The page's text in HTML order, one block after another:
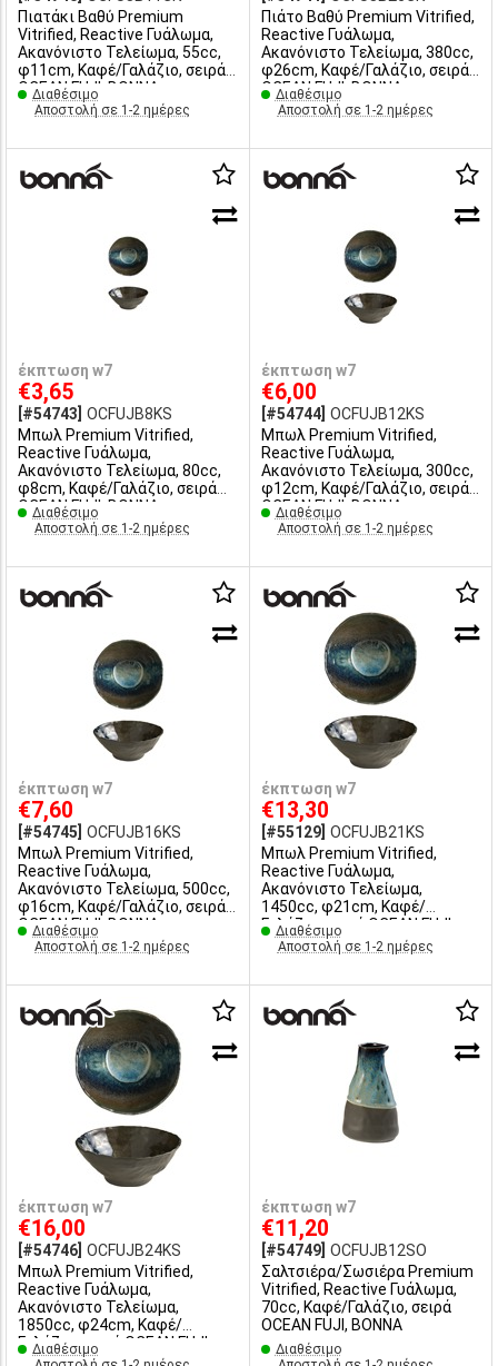
Πιατάκι Βαθύ Premium
Vitrified, Reactive Γυάλωμα,
Ακανόνιστο Τελείωμα, 55cc,
φ11cm, Καφέ/Γαλάζιο, σειρά
OCEAN FUJI, ΒΟΝΝΑ
Διαθέσιμο
Αποστολή σε 1-2 ημέρες
Πιάτο Βαθύ Premium Vitrified,
Reactive Γυάλωμα,
Ακανόνιστο Τελείωμα, 380cc,
φ26cm, Καφέ/Γαλάζιο, σειρά
OCEAN FUJI, ΒΟΝΝΑ
Διαθέσιμο
Αποστολή σε 1-2 ημέρες
έκπτωση w7
€3,65
[#54743] OCFUJB8KS
Μπωλ Premium Vitrified,
Reactive Γυάλωμα,
Ακανόνιστο Τελείωμα, 80cc,
φ8cm, Καφέ/Γαλάζιο, σειρά
OCEAN FUJI, ΒΟΝΝΑ
Διαθέσιμο
Αποστολή σε 1-2 ημέρες
έκπτωση w7
€6,00
[#54744] OCFUJB12KS
Μπωλ Premium Vitrified,
Reactive Γυάλωμα,
Ακανόνιστο Τελείωμα, 300cc,
φ12cm, Καφέ/Γαλάζιο, σειρά
OCEAN FUJI, ΒΟΝΝΑ
Διαθέσιμο
Αποστολή σε 1-2 ημέρες
έκπτωση w7
€7,60
[#54745] OCFUJB16KS
Μπωλ Premium Vitrified,
Reactive Γυάλωμα,
Ακανόνιστο Τελείωμα, 500cc,
φ16cm, Καφέ/Γαλάζιο, σειρά
OCEAN FUJI, ΒΟΝΝΑ
Διαθέσιμο
Αποστολή σε 1-2 ημέρες
έκπτωση w7
€13,30
[#55129] OCFUJB21KS
Μπωλ Premium Vitrified,
Reactive Γυάλωμα,
Ακανόνιστο Τελείωμα,
1450cc, φ21cm, Καφέ/
Γαλάζιο, σειρά OCEAN FUJI,
ΒΟΝΝΑ
Διαθέσιμο
Αποστολή σε 1-2 ημέρες
έκπτωση w7
€16,00
[#54746] OCFUJB24KS
Μπωλ Premium Vitrified,
Reactive Γυάλωμα,
Ακανόνιστο Τελείωμα,
1850cc, φ24cm, Καφέ/
Γαλάζιο, σειρά OCEAN FUJI,
ΒΟΝΝΑ
Διαθέσιμο
έκπτωση w7
€11,20
[#54749] OCFUJB12SO
Σαλτσιέρα/Σωσιέρα Premium
Vitrified, Reactive Γυάλωμα,
70cc, Καφέ/Γαλάζιο, σειρά
OCEAN FUJI, ΒΟΝΝΑ
Διαθέσιμο